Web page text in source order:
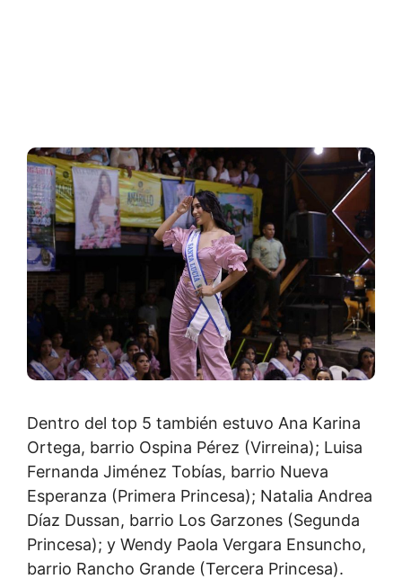
Dentro del top 5 también estuvo Ana Karina
Ortega, barrio Ospina Pérez (Virreina); Luisa
Fernanda Jiménez Tobías, barrio Nueva
Esperanza (Primera Princesa); Natalia Andrea
Díaz Dussan, barrio Los Garzones (Segunda
Princesa); y Wendy Paola Vergara Ensuncho,
barrio Rancho Grande (Tercera Princesa).